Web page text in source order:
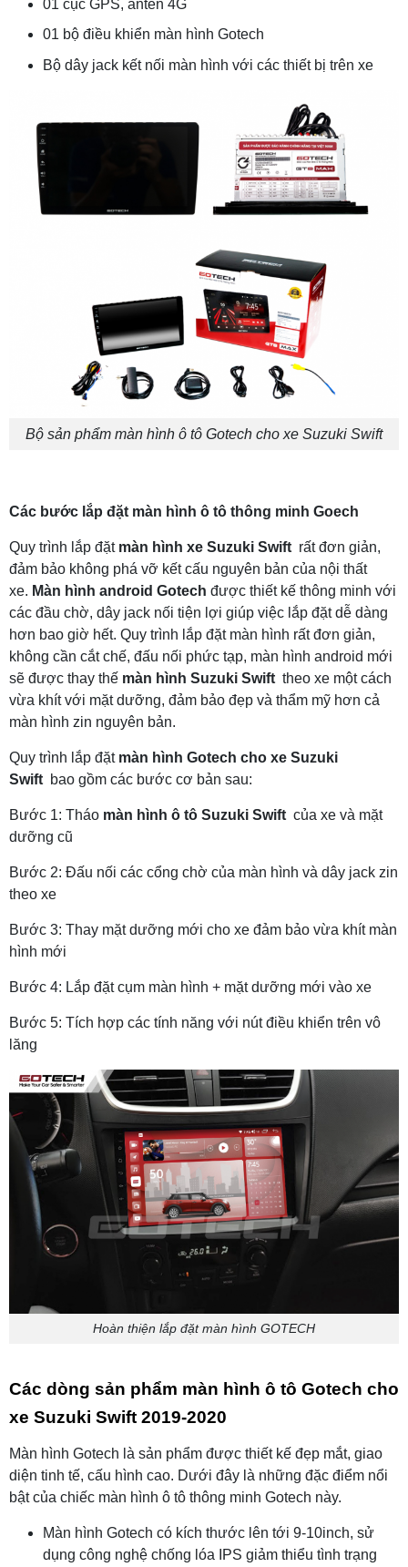
01 cục GPS, anten 4G
01 bộ điều khiển màn hình Gotech
Bộ dây jack kết nối màn hình với các thiết bị trên xe
Bộ sản phẩm màn hình ô tô Gotech cho xe Suzuki Swift
Các bước lắp đặt màn hình ô tô thông minh Goech
Quy trình lắp đặt màn hình xe Suzuki Swift rất đơn giản,
đảm bảo không phá vỡ kết cấu nguyên bản của nội thất
xe. Màn hình android Gotech được thiết kế thông minh với
các đầu chờ, dây jack nối tiện lợi giúp việc lắp đặt dễ dàng
hơn bao giờ hết. Quy trình lắp đặt màn hình rất đơn giản,
không cần cắt chế, đấu nối phức tạp, màn hình android mới
sẽ được thay thế màn hình Suzuki Swift theo xe một cách
vừa khít với mặt dưỡng, đảm bảo đẹp và thẩm mỹ hơn cả
màn hình zin nguyên bản.
Quy trình lắp đặt màn hình Gotech cho xe Suzuki
Swift bao gồm các bước cơ bản sau:
Bước 1: Tháo màn hình ô tô Suzuki Swift của xe và mặt
dưỡng cũ
Bước 2: Đấu nối các cổng chờ của màn hình và dây jack zin
theo xe
Bước 3: Thay mặt dưỡng mới cho xe đảm bảo vừa khít màn
hình mới
Bước 4: Lắp đặt cụm màn hình + mặt dưỡng mới vào xe
Bước 5: Tích hợp các tính năng với nút điều khiển trên vô
lăng
Hoàn thiện lắp đặt màn hình GOTECH
Các dòng sản phẩm màn hình ô tô Gotech cho
xe Suzuki Swift 2019-2020
Màn hình Gotech là sản phẩm được thiết kế đẹp mắt, giao
diện tinh tế, cấu hình cao. Dưới đây là những đặc điểm nổi
bật của chiếc màn hình ô tô thông minh Gotech này.
Màn hình Gotech có kích thước lên tới 9-10inch, sử
dụng công nghệ chống lóa IPS giảm thiểu tình trạng